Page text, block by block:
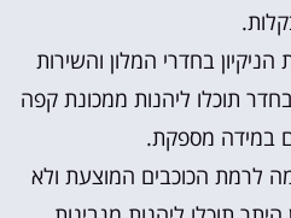
הניקיון בחדרי המלון והשירות
תוכלו ליהנות ממכונת קפה
במידה מספקת.
לרמת הכוכבים המוצעת ולא